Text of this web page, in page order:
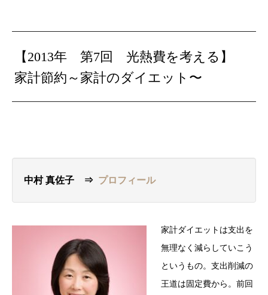
【2013年 第7回 光熱費を考える】
家計節約～家計のダイエット〜
中村 真佐子 ⇒ プロフィール
家計ダイエットは支出を
無理なく減らしていこう
というもの。支出削減の
王道は固定費から。前回